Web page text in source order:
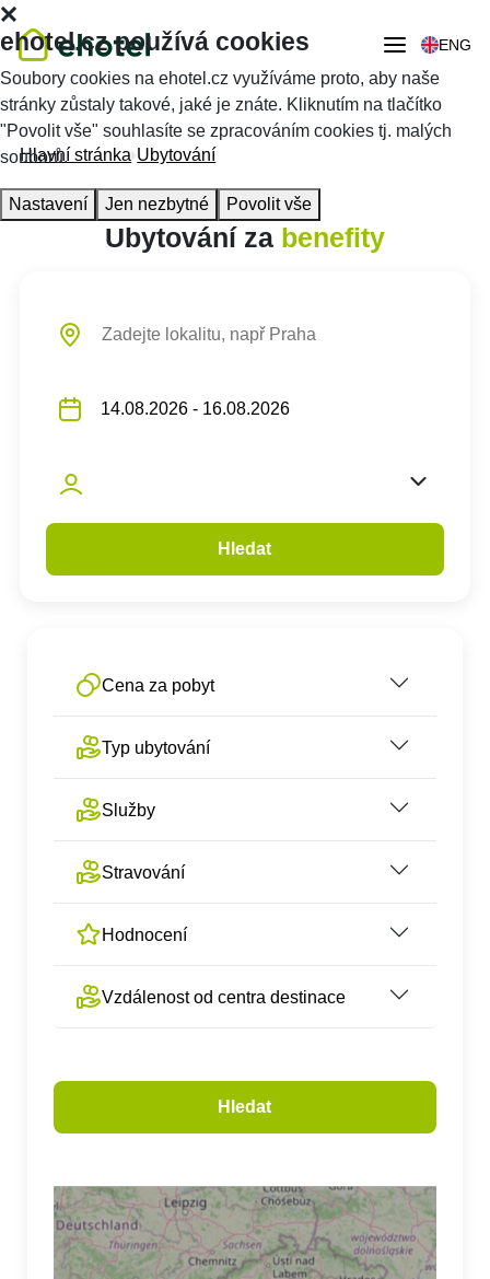
ENG
Hlavní stránka Ubytování
Ubytování za benefity
Hledat
Cena za pobyt
Typ ubytování
Služby
Stravování
Hodnocení
Vzdálenost od centra destinace
Hledat
ehotel.cz používá cookies
Soubory cookies na ehotel.cz využíváme proto, aby naše
stránky zůstaly takové, jaké je znáte. Kliknutím na tlačítko
"Povolit vše" souhlasíte se zpracováním cookies tj. malých
souborů.
Nastavení Jen nezbytné Povolit vše